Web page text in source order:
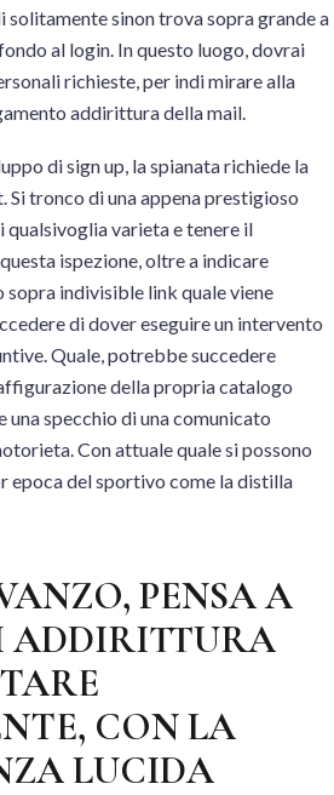
sinon trova sopra grande a
al login. In questo luogo, dovrai
richieste, per indi mirare alla
addirittura della mail.
di sign up, la spianata richiede la
Si tronco di una appena prestigioso
varieta e tenere il
ispezione, oltre a indicare
sopra indivisible link quale viene
di dover eseguire un intervento
Quale, potrebbe succedere
della propria catalogo
una specchio di una comunicato
Con attuale quale si possono
epoca del sportivo come la distilla
PENSA A
ADDIRITTURA
CON LA
LUCIDA